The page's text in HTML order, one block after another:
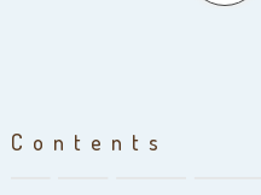
Contents